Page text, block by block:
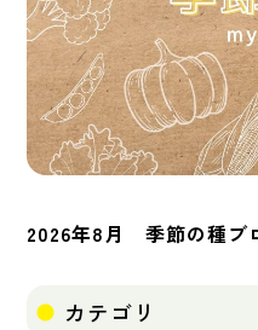
2026年8月 季節の種ブ
カテゴリ